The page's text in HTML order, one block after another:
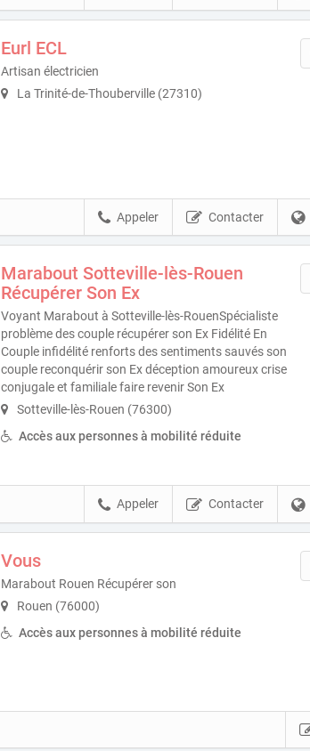
Eurl ECL
Artisan électricien
La Trinité-de-Thouberville (27310)
Contacter
Appeler
Marabout Sotteville-lès-Rouen
Récupérer Son Ex
Voyant Marabout à Sotteville-lès-RouenSpécialiste
problème des couple récupérer son Ex Fidélité En
Couple infidélité renforts des sentiments sauvés son
couple reconquérir son Ex déception amoureux crise
conjugale et familiale faire revenir Son Ex
Sotteville-lès-Rouen (76300)
Accès aux personnes à mobilité réduite
Contacter
Appeler
Vous
Marabout Rouen Récupérer son
Rouen (76000)
Accès aux personnes à mobilité réduite